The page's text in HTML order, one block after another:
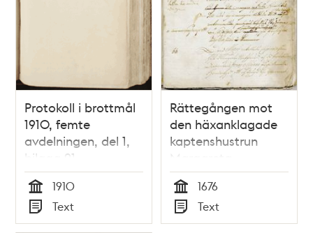
Protokoll i brottmål
1910, femte
avdelningen, del 1,
bilaga 91.
Tid
1910
Typ
Text
Rättegången mot
den häxanklagade
kaptenshustrun
Margareta
Staffansdotter
Remmer i Stockholm
3 maj till 27
september 1676
Tid
1676
Typ
Text